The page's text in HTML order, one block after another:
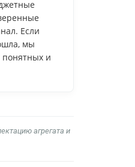
Если
мы
и
агрегата и